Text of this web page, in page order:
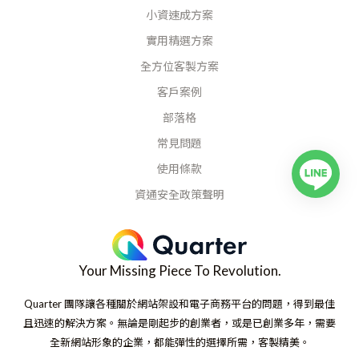
小資速成方案
實用精選方案
全方位客製方案
客戶案例
部落格
常見問題
使用條款
資通安全政策聲明
Your Missing Piece To Revolution.
Quarter 團隊讓各種關於網站架設和電子商務平台的問題，得到最佳
且迅速的解決方案。無論是剛起步的創業者，或是已創業多年，需要
全新網站形象的企業，都能彈性的選擇所需，客製精美。